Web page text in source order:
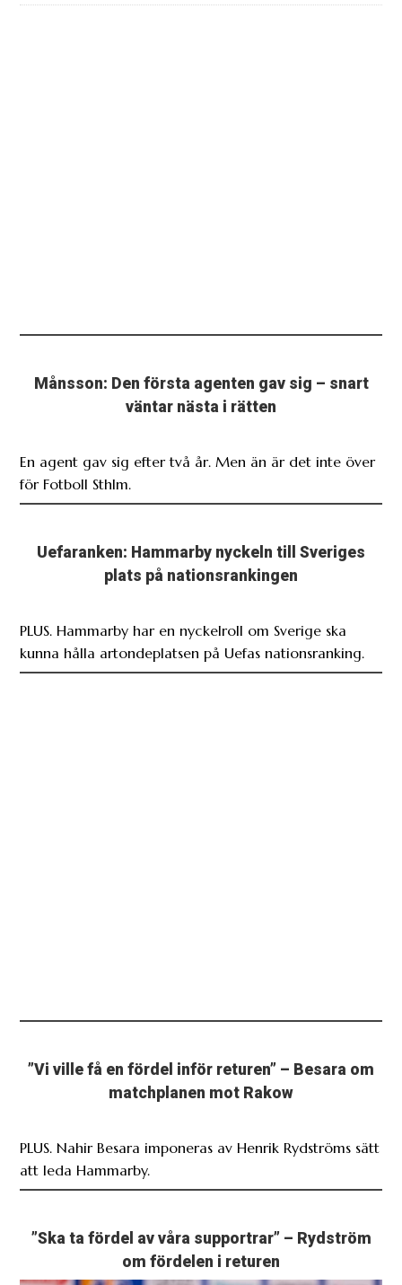
Månsson: Den första agenten gav sig – snart
En agent gav sig efter två år. Men än är det inte över
Uefaranken: Hammarby nyckeln till Sveriges
PLUS. Hammarby har en nyckelroll om Sverige ska
PLUS. Nahir Besara imponeras av Henrik Rydströms sätt
att leda Hammarby.
”Ska ta fördel av våra supportrar” – Rydström
om fördelen i returen